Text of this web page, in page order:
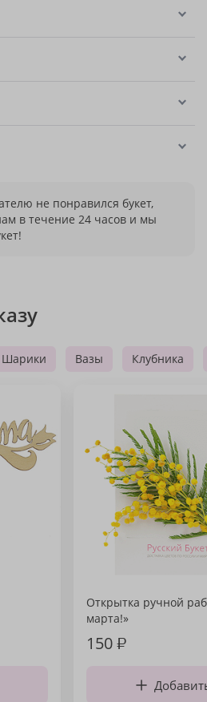
не понравился букет,
в течение 24 часов и мы
Шарики Вазы Клубника
Открытка ручной
марта!»
150₽